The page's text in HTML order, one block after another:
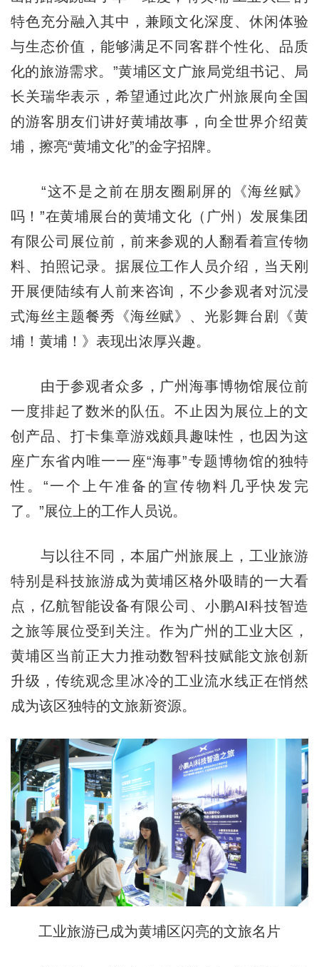
特色充分融入其中，兼顾文化深度、休闲体验
与生态价值，能够满足不同客群个性化、品质
化的旅游需求。”黄埔区文广旅局党组书记、局
长关瑞华表示，希望通过此次广州旅展向全国
的游客朋友们讲好黄埔故事，向全世界介绍黄
埔，擦亮“黄埔文化”的金字招牌。
“这不是之前在朋友圈刷屏的《海丝赋》
吗！”在黄埔展台的黄埔文化（广州）发展集团
有限公司展位前，前来参观的人翻看着宣传物
料、拍照记录。据展位工作人员介绍，当天刚
开展便陆续有人前来咨询，不少参观者对沉浸
式海丝主题餐秀《海丝赋》、光影舞台剧《黄
埔！黄埔！》表现出浓厚兴趣。
由于参观者众多，广州海事博物馆展位前
一度排起了数米的队伍。不止因为展位上的文
创产品、打卡集章游戏颇具趣味性，也因为这
座广东省内唯一一座“海事”专题博物馆的独特
性。“一个上午准备的宣传物料几乎快发完
了。”展位上的工作人员说。
与以往不同，本届广州旅展上，工业旅游
特别是科技旅游成为黄埔区格外吸睛的一大看
点，亿航智能设备有限公司、小鹏AI科技智造
之旅等展位受到关注。作为广州的工业大区，
黄埔区当前正大力推动数智科技赋能文旅创新
升级，传统观念里冰冷的工业流水线正在悄然
成为该区独特的文旅新资源。
工业旅游已成为黄埔区闪亮的文旅名片